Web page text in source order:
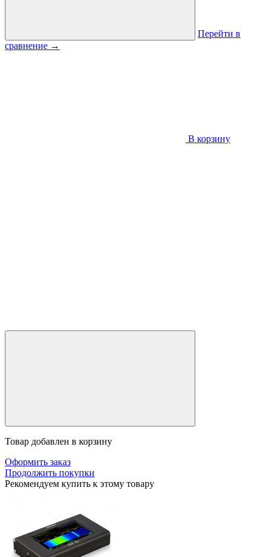
Перейти в
сравнение →
В корзину
Товар добавлен в корзину
Оформить заказ
Продолжить покупки
Рекомендуем купить к этому товару